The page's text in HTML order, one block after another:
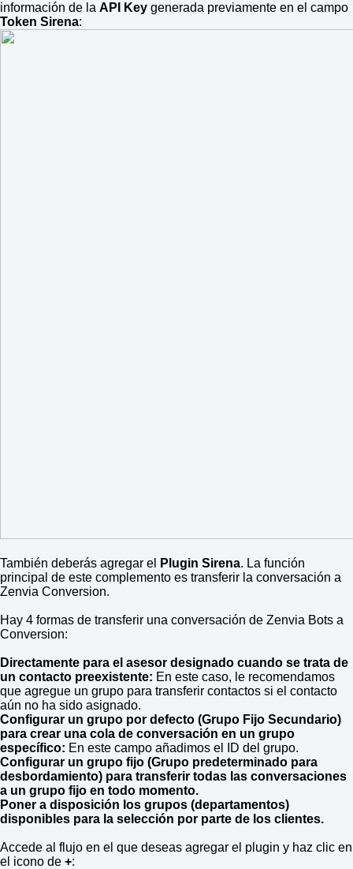
información de la API Key generada previamente en el campo
Token Sirena:
También deberás agregar el Plugin Sirena. La función
principal de este complemento es transferir la conversación a
Zenvia Conversion.
Hay 4 formas de transferir una conversación de Zenvia Bots a
Conversion:
Directamente para el asesor designado cuando se trata de
un contacto preexistente: En este caso, le recomendamos
que agregue un grupo para transferir contactos si el contacto
aún no ha sido asignado.
Configurar un grupo por defecto (Grupo Fijo Secundario)
para crear una cola de conversación en un grupo
específico: En este campo añadimos el ID del grupo.
Configurar un grupo fijo (Grupo predeterminado para
desbordamiento) para transferir todas las conversaciones
a un grupo fijo en todo momento.
Poner a disposición los grupos (departamentos)
disponibles para la selección por parte de los clientes.
Accede al flujo en el que deseas agregar el plugin y haz clic en
el icono de +: